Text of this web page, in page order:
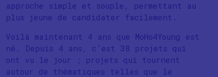
approche simple et souple, permettant au
plus jeune de candidater facilement.
Voilà maintenant 4 ans que MoHo4Young est
né. Depuis 4 ans, c’est 38 projets qui
ont vu le jour ; projets qui tournent
autour de thématiques telles que le